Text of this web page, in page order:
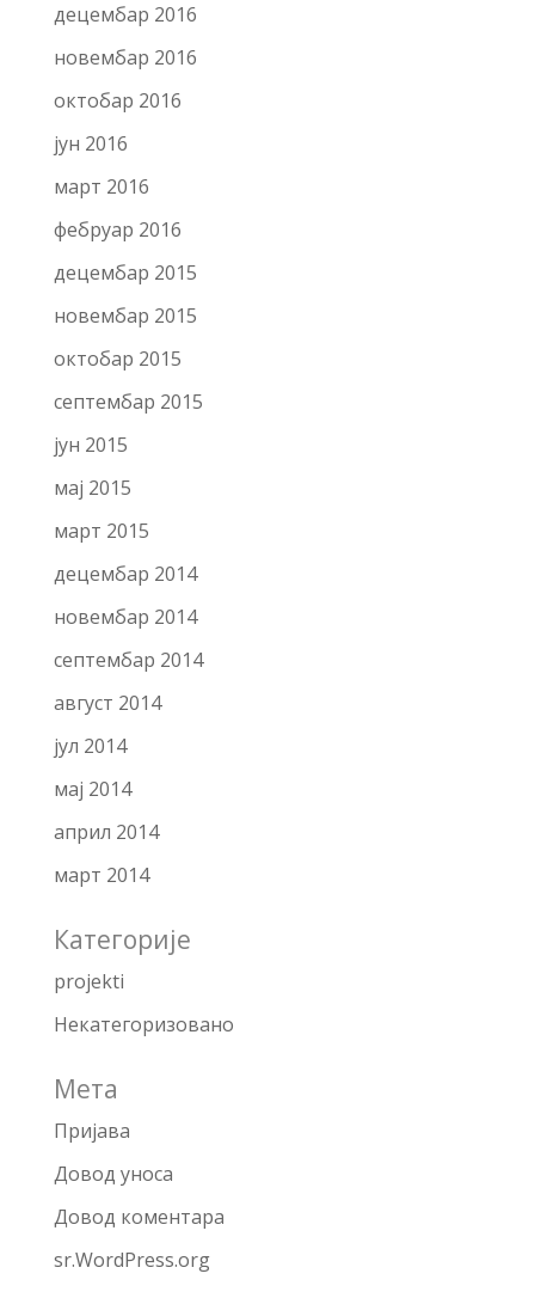
децембар 2016
новембар 2016
октобар 2016
јун 2016
март 2016
фебруар 2016
децембар 2015
новембар 2015
октобар 2015
септембар 2015
јун 2015
мај 2015
март 2015
децембар 2014
новембар 2014
септембар 2014
август 2014
јул 2014
мај 2014
април 2014
март 2014
Категорије
projekti
Некатегоризовано
Мета
Пријава
Довод уноса
Довод коментара
sr.WordPress.org